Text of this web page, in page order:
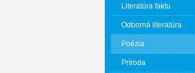
Literatúra faktu
Odborná literatúra
Poézia
Príroda